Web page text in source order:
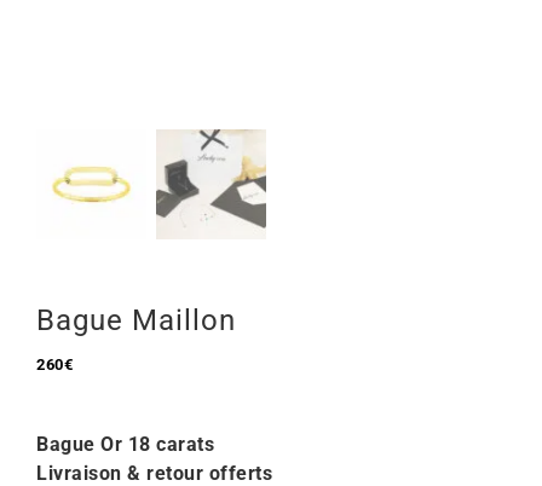
Bague Maillon
260€
Bague Or 18 carats
Livraison & retour offerts